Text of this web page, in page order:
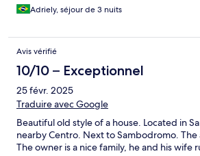
Adriely, séjour de 3 nuits
Avis vérifié
10/10 – Exceptionnel
25 févr. 2025
Traduire avec Google
Beautiful old style of a house. Located in
nearby Centro. Next to Sambodromo. The
The owner is a nice family, he and his wife